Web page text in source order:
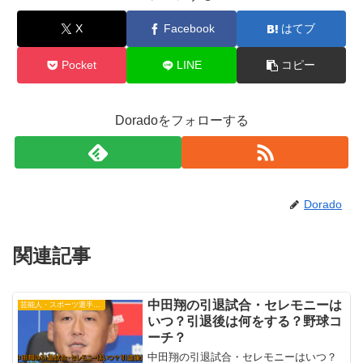
X Facebook はてブ
Pocket LINE コピー
Doradoをフォローする
Dorado
関連記事
中田翔の引退試合・セレモニーは
いつ？引退後は何をする？野球コ
ーチ？
中田翔の引退試合・セレモニーはいつ？